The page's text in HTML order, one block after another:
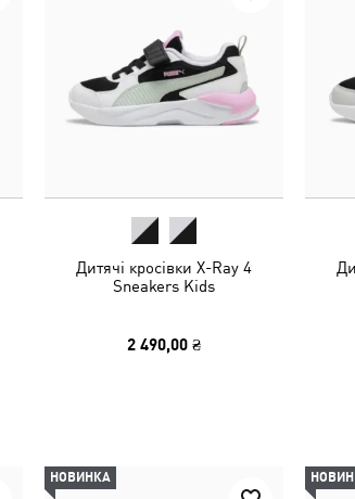
Дитячі кросівки X-Ray 4
Sneakers Kids
2 490,00 ₴
НОВИНКА